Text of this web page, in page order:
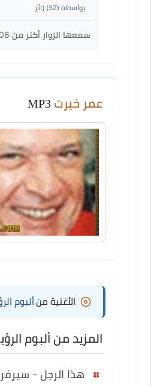
بواسطة (52) زائر
سمعها الزوار أكثر من
عمر خيرت
الأغنية منألبوم
المزيد من ألبوم
هذا الرجل - سيرفر 2